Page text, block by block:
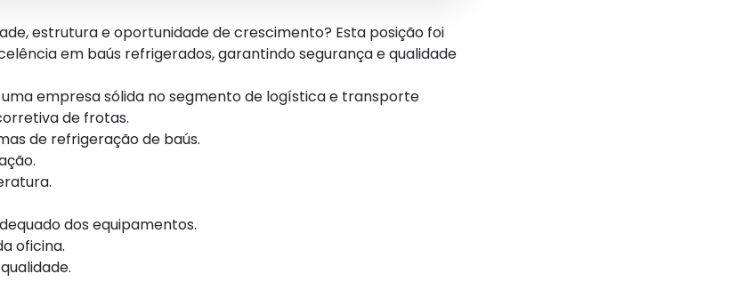
estrutura e oportunidade de crescimento? Esta posição foi
em baús refrigerados, garantindo segurança e qualidade
empresa sólida no segmento de logística e transporte
de frotas.
de refrigeração de baús.
dos equipamentos.
oficina.